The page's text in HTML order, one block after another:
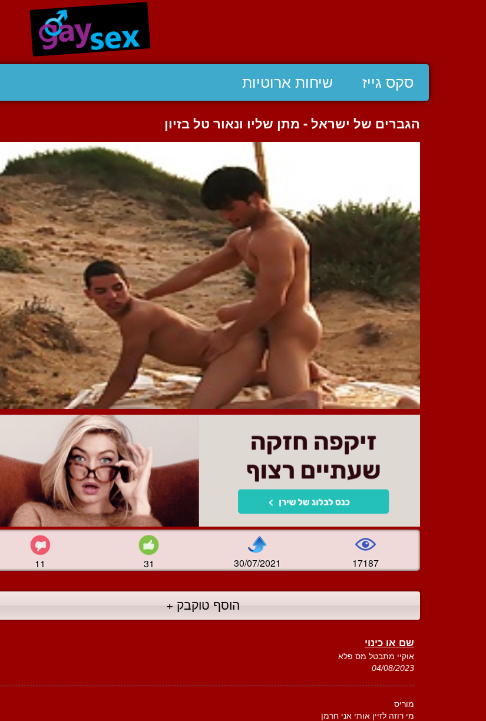
סקס גייז שיחות ארוטיות
הגברים של ישראל - מתן שליו ונאור טל בזיון
11 31 30/07/2021 17187
הוסף טוקבק +
שם או כינוי
אוקיי מתבטל מס פלא
04/08/2023
מוריס
מי רוזה לזיין אותי אני חרמן